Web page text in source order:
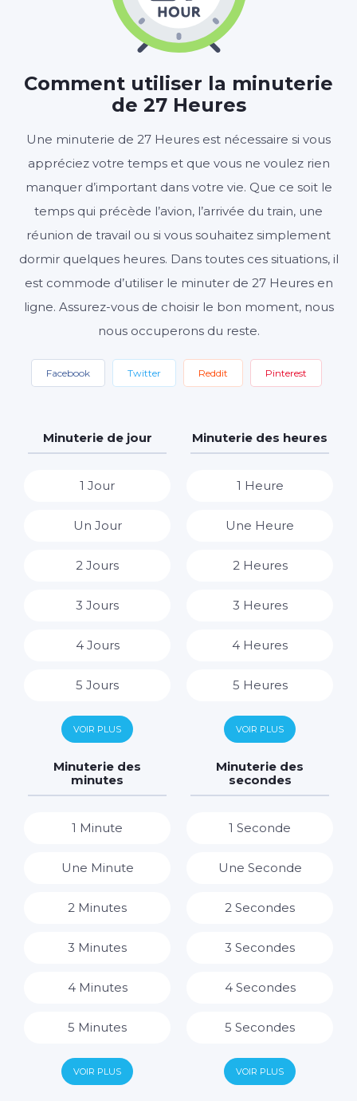
Comment utiliser la minuterie
de 27 Heures
Une minuterie de 27 Heures est nécessaire si vous
appréciez votre temps et que vous ne voulez rien
manquer d’important dans votre vie. Que ce soit le
temps qui précède l’avion, l’arrivée du train, une
réunion de travail ou si vous souhaitez simplement
dormir quelques heures. Dans toutes ces situations, il
est commode d’utiliser le minuter de 27 Heures en
ligne. Assurez-vous de choisir le bon moment, nous
nous occuperons du reste.
Facebook Twitter Reddit Pinterest
Minuterie de jour
1 Jour
Un Jour
2 Jours
3 Jours
4 Jours
5 Jours
6 Jours
7 Jours
VOIR PLUS
Minuterie des heures
1 Heure
Une Heure
2 Heures
3 Heures
4 Heures
5 Heures
6 Heures
7 Heures
15 Heures
VOIR PLUS
Minuterie des
minutes
1 Minute
Une Minute
2 Minutes
3 Minutes
4 Minutes
5 Minutes
6 Minutes
VOIR PLUS
Minuterie des
secondes
1 Seconde
Une Seconde
2 Secondes
3 Secondes
4 Secondes
5 Secondes
6 Secondes
VOIR PLUS
27 : 00 : 00